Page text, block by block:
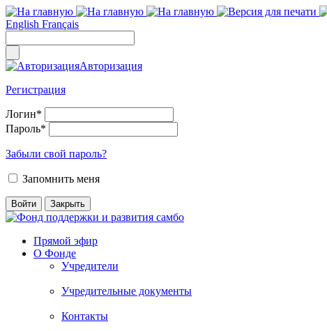
English Français
Авторизация
Регистрация
Логин*
Пароль*
Забыли свой пароль?
Запомнить меня
Прямой эфир
О Фонде
Учредители
Учредительные документы
Контакты